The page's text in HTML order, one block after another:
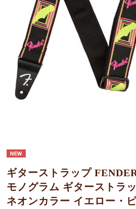
ギターストラップ
モノグラム ギターストラ
ネオンカラー イエロー・